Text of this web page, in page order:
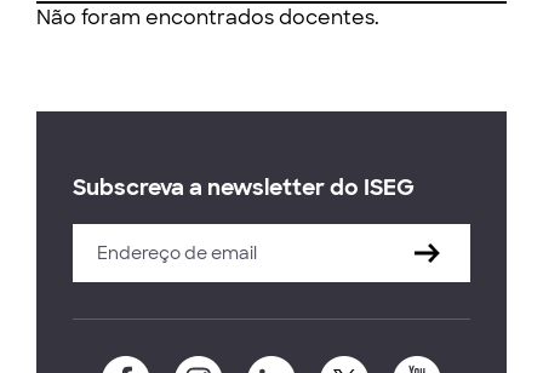
Não foram encontrados docentes.
Subscreva a newsletter do ISEG